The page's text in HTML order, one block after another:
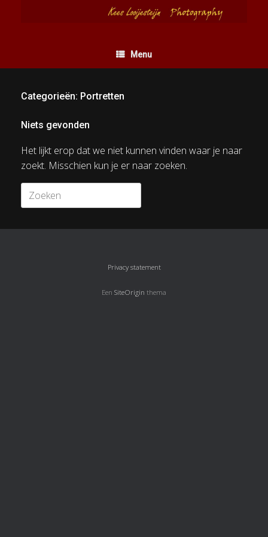
Menu
Categorieën: Portretten
Niets gevonden
Het lijkt erop dat we niet kunnen vinden waar je naar
zoekt. Misschien kun je er naar zoeken.
Zoeken
naar:
Privacy statement
Een SiteOrigin thema